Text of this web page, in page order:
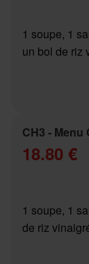
1 soupe, 1
un bol de riz
CH3 - Menu
18.80 €
1 soupe, 1
de riz